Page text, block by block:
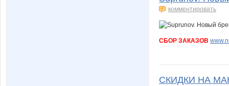
комментировать
СБОР ЗАКАЗОВ
СКИДКИ НА